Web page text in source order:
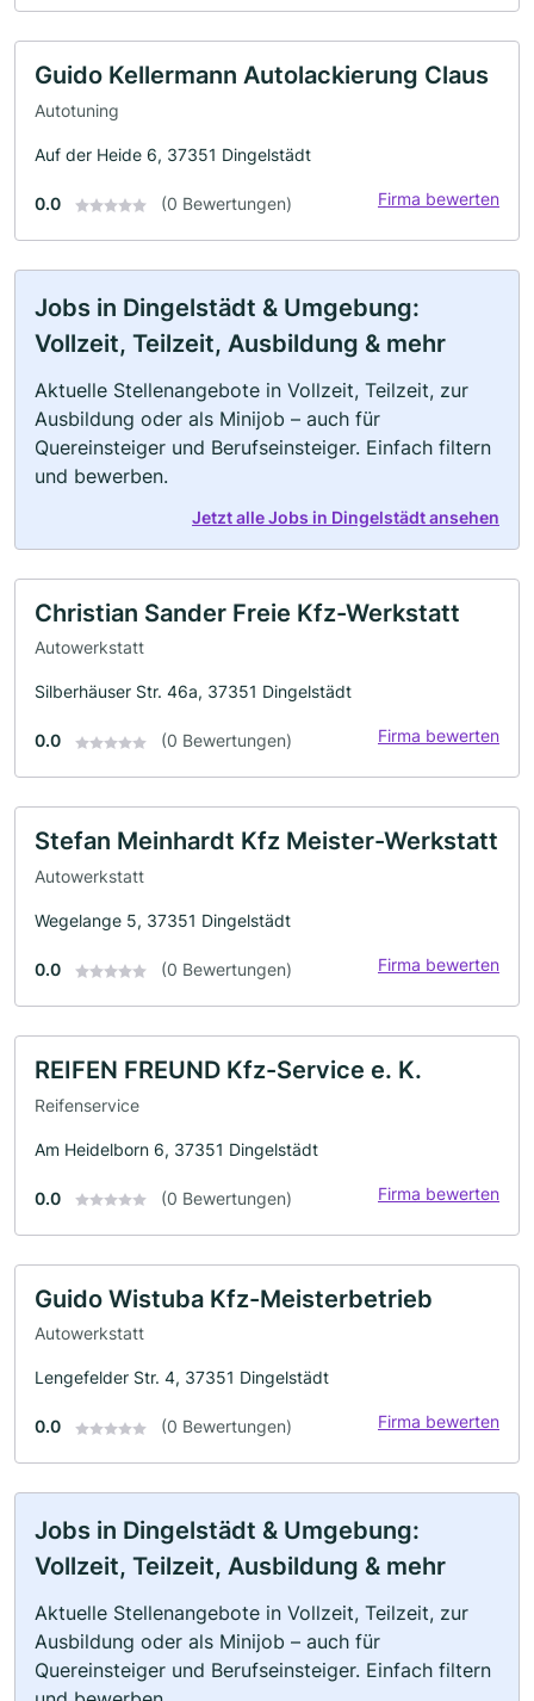
Guido Kellermann Autolackierung Claus
Autotuning
Auf der Heide 6, 37351 Dingelstädt
0.0 (0 Bewertungen) Firma bewerten
Jobs in Dingelstädt & Umgebung:
Vollzeit, Teilzeit, Ausbildung & mehr
Aktuelle Stellenangebote in Vollzeit, Teilzeit, zur
Ausbildung oder als Minijob – auch für
Quereinsteiger und Berufseinsteiger. Einfach filtern
und bewerben.
Jetzt alle Jobs in Dingelstädt ansehen
Christian Sander Freie Kfz-Werkstatt
Autowerkstatt
Silberhäuser Str. 46a, 37351 Dingelstädt
0.0 (0 Bewertungen) Firma bewerten
Stefan Meinhardt Kfz Meister-Werkstatt
Autowerkstatt
Wegelange 5, 37351 Dingelstädt
0.0 (0 Bewertungen) Firma bewerten
REIFEN FREUND Kfz-Service e. K.
Reifenservice
Am Heidelborn 6, 37351 Dingelstädt
0.0 (0 Bewertungen) Firma bewerten
Guido Wistuba Kfz-Meisterbetrieb
Autowerkstatt
Lengefelder Str. 4, 37351 Dingelstädt
0.0 (0 Bewertungen) Firma bewerten
Jobs in Dingelstädt & Umgebung:
Vollzeit, Teilzeit, Ausbildung & mehr
Aktuelle Stellenangebote in Vollzeit, Teilzeit, zur
Ausbildung oder als Minijob – auch für
Quereinsteiger und Berufseinsteiger. Einfach filtern